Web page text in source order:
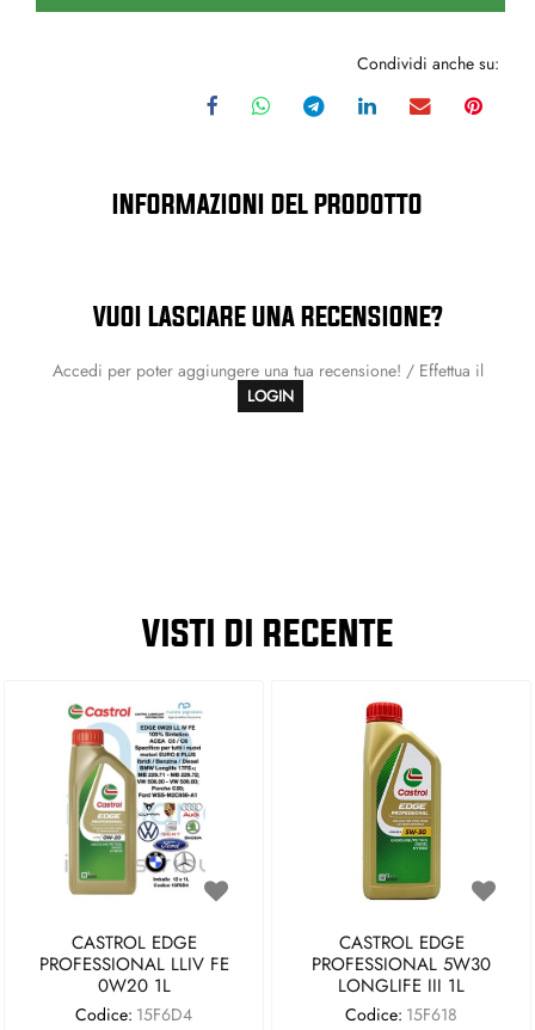
Condividi anche su:
INFORMAZIONI DEL PRODOTTO
VUOI LASCIARE UNA RECENSIONE?
Accedi per poter aggiungere una tua recensione! / Effettua il
LOGIN
VISTI DI RECENTE
CASTROL EDGE
PROFESSIONAL LLIV FE
0W20 1L
Codice: 15F6D4
CASTROL EDGE
PROFESSIONAL 5W30
LONGLIFE III 1L
Codice: 15F618